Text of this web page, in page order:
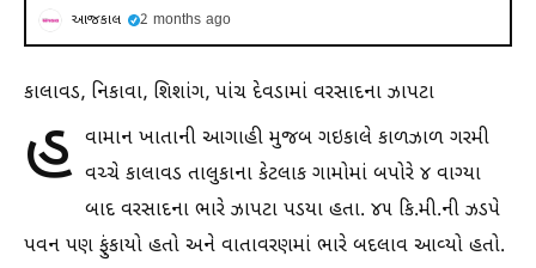
આજકાલ 2 months ago
કાલાવડ, નિકાવા, શિશાંગ, પાંચ દેવડામાં વરસાદના ઝાપટા
હ વામાન ખાતાની આગાહી મુજબ ગઇકાલે કાળઝાળ ગરમી
વચ્ચે કાલાવડ તાલુકાના કેટલાક ગામોમાં બપોરે ૪ વાગ્યા
બાદ વરસાદના ભારે ઝાપટા પડયા હતા. ૪૫ કિ.મી.ની ઝડપે
પવન પણ ફુંકાયો હતો અને વાતાવરણમાં ભારે બદલાવ આવ્યો હતો.